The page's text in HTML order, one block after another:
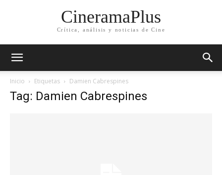
CineramaPlus
Crítica, análisis y noticias de Cine
Inicio Etiquetas Damien Cabrespines
Tag: Damien Cabrespines